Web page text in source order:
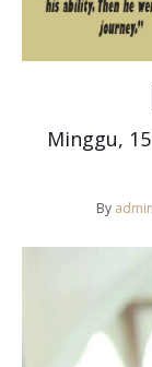
Minggu,
By admin